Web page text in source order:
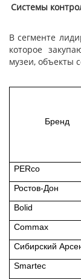
Системы
В сегменте
которое
музеи, объекты
Бренд
PERco
Ростов-Дон
Bolid
Commax
Сибирский
Smartec